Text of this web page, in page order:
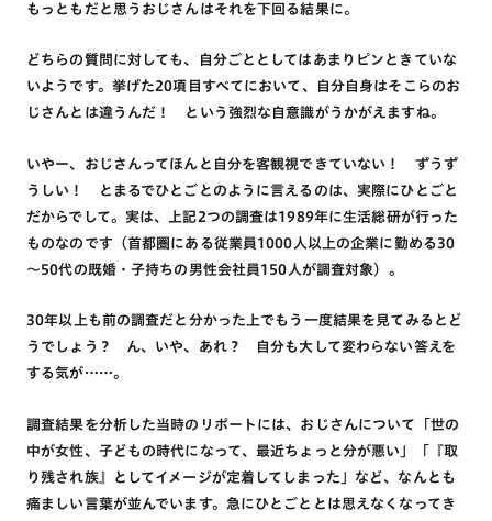
もっともだと思うおじさんはそれを下回る結果に。
どちらの質問に対しても、自分ごととしてはあまりピンときていな
いようです。挙げた20項目すべてにおいて、自分自身はそこらのお
じさんとは違うんだ！ という強烈な自意識がうかがえますね。
いやー、おじさんってほんと自分を客観視できていない！ ずうず
うしい！ とまるでひとごとのように言えるのは、実際にひとごと
だからでして。実は、上記2つの調査は1989年に生活総研が行った
ものなのです（首都圏にある従業員1000人以上の企業に勤める30
～50代の既婚・子持ちの男性会社員150人が調査対象）。
30年以上も前の調査だと分かった上でもう一度結果を見てみるとど
うでしょう？ ん、いや、あれ？ 自分も大して変わらない答えを
する気が……。
調査結果を分析した当時のリポートには、おじさんについて「世の
中が女性、子どもの時代になって、最近ちょっと分が悪い」「『取
り残され族』としてイメージが定着してしまった」など、なんとも
痛ましい言葉が並んでいます。急にひとごととは思えなくなってき